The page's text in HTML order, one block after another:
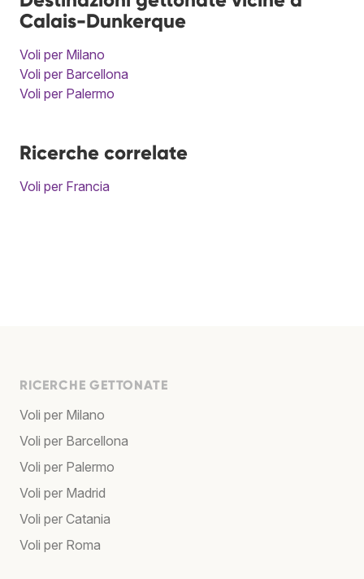
Calais-Dunkerque
Voli per Milano
Voli per Barcellona
Voli per Palermo
Ricerche correlate
Voli per Francia
RICERCHE GETTONATE
Voli per Milano
Voli per Barcellona
Voli per Palermo
Voli per Madrid
Voli per Catania
Voli per Roma